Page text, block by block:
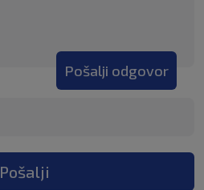
Pošalji odgovor
Pošalji